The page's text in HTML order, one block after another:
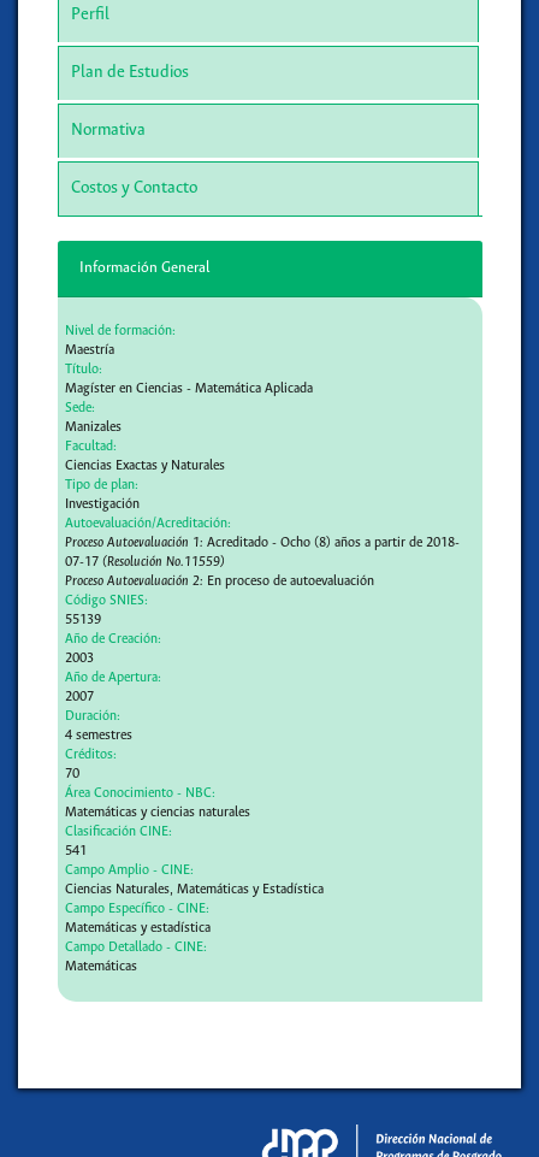
Perfil
Plan de Estudios
Normativa
Costos y Contacto
Información General
Nivel de formación:
Maestría
Título:
Magíster en Ciencias - Matemática Aplicada
Sede:
Manizales
Facultad:
Ciencias Exactas y Naturales
Tipo de plan:
Investigación
Autoevaluación/Acreditación:
Proceso Autoevaluación 1: Acreditado - Ocho (8) años a partir de 2018-
07-17(Resolución No.11559)
Proceso Autoevaluación 2: En proceso de autoevaluación
Código SNIES:
55139
Año de Creación:
2003
Año de Apertura:
2007
Duración:
4 semestres
Créditos:
70
Área Conocimiento - NBC:
Matemáticas y ciencias naturales
Clasificación CINE:
541
Campo Amplio - CINE:
Ciencias Naturales, Matemáticas y Estadística
Campo Específico - CINE:
Matemáticas y estadística
Campo Detallado - CINE:
Matemáticas